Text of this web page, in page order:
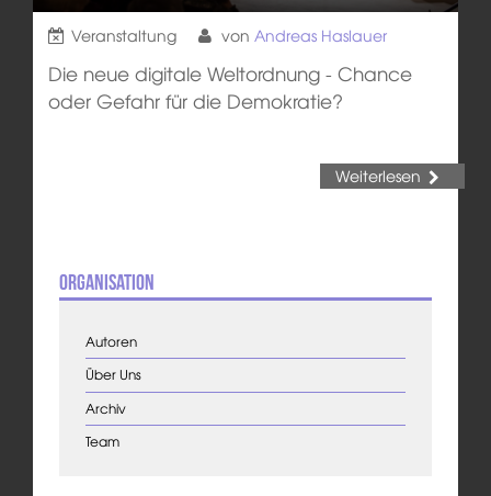
Veranstaltung von Andreas Haslauer
Die neue digitale Weltordnung - Chance
oder Gefahr für die Demokratie?
Weiterlesen
Organisation
Autoren
Über Uns
Archiv
Team